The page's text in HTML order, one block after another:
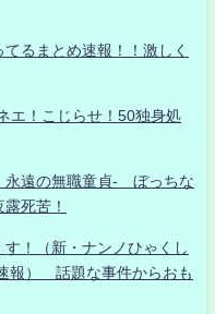
るまとめ速報！！激しく
エ！こじらせ！50独身処
遠の無職童貞- ぼっちな
死苦！
！（新・ナンノひゃくし
報） 話題な事件からおも